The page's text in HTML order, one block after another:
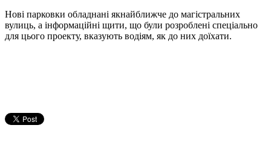
Нові парковки обладнані якнайближче до магістральних
вулиць, а інформаційні щити, що були розроблені спеціально
для цього проекту, вказують водіям, як до них доїхати.